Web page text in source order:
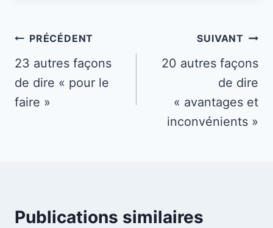
Navigation
de
l’article
PRÉCÉDENT
23 autres façons
de dire « pour le
faire »
SUIVANT
20 autres façons
de dire
« avantages et
inconvénients »
Publications similaires